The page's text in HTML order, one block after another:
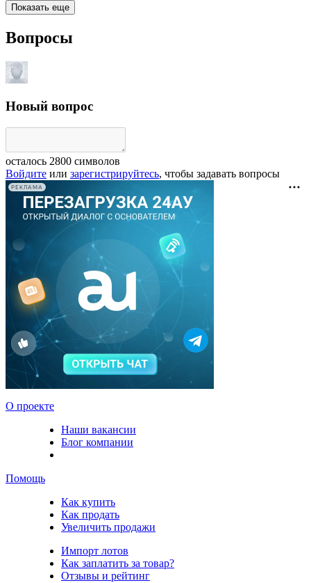
Показать еще
Вопросы
Новый вопрос
осталось 2800 символов
Войдите или зарегистрируйтесь, чтобы задавать вопросы
РЕКЛАМА
О проекте
Наши вакансии
Блог компании
Помощь
Как купить
Как продать
Увеличить продажи
Импорт лотов
Как заплатить за товар?
Отзывы и рейтинг